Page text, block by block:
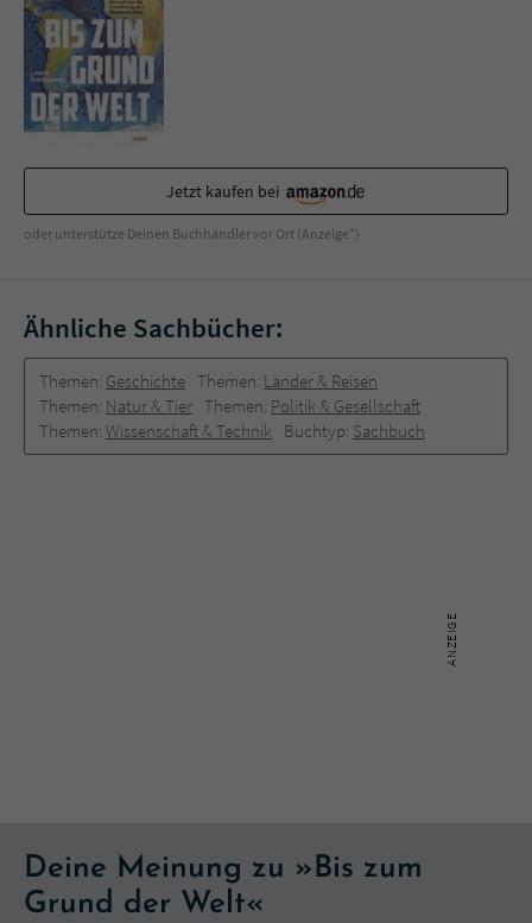
Jetzt kaufen bei
oder unterstütze Deinen Buchhändler vor Ort (Anzeige*)
Ähnliche Sachbücher:
Themen: Geschichte Themen: Länder & Reisen
Themen: Natur & Tier Themen: Politik & Gesellschaft
Themen: Wissenschaft & Technik Buchtyp: Sachbuch
Deine Meinung zu »Bis zum
Grund der Welt«